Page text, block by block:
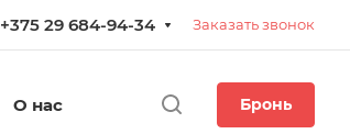
+375 29 684-94-34 Заказать звонок
О нас Бронь